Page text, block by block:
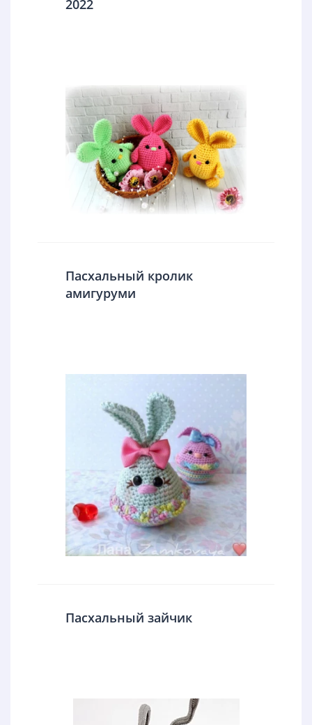
2022
Пасхальный кролик
амигуруми
Пасхальный зайчик